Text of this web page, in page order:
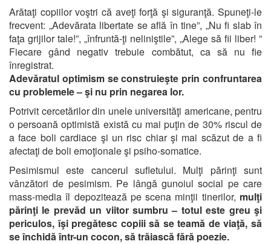
Arătaţi copiilor voştri că aveţi forţă şi siguranţă. Spuneţi-le
frecvent: „Adevărata libertate se află în tine”, „Nu fi slab în
faţa grijilor tale!”, „înfruntă-ţi neliniştile”, „Alege să fii liber! ”
Fiecare gând negativ trebuie combătut, ca să nu fie
înregistrat.
Adevăratul optimism se construieşte prin confruntarea
cu problemele – şi nu prin negarea lor.
Potrivit cercetărilor din unele universităţi americane, pentru
o persoană optimistă există cu mai puţin de 30% riscul de
a face boli cardiace şi un risc chiar şi mai scăzut de a fi
afectaţi de boli emoţionale şi psiho-somatice.
Pesimismul este cancerul sufletului. Mulţi părinţi sunt
vânzători de pesimism. Pe lângă gunoiul social pe care
mass-media îl depozitează pe scena minţii tinerilor, mulţi
părinţi le prevăd un viitor sumbru – totul este greu şi
periculos, îşi pregătesc copiii să se teamă de viaţă, să
se închidă într-un cocon, să trăiască fără poezie.